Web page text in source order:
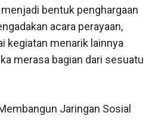
bentuk penghargaan
acara perayaan,
kegiatan menarik lainnya
merasa bagian dari sesuatu
Jaringan Sosial